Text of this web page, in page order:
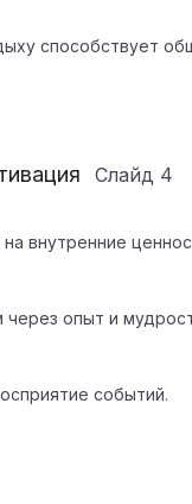
способствует
Слайд 4
внутренние
опыт и
событий.